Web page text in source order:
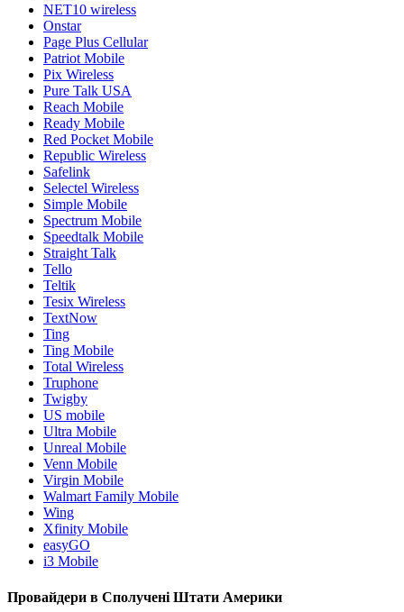
NET10 wireless
Onstar
Page Plus Cellular
Patriot Mobile
Pix Wireless
Pure Talk USA
Reach Mobile
Ready Mobile
Red Pocket Mobile
Republic Wireless
Safelink
Selectel Wireless
Simple Mobile
Spectrum Mobile
Speedtalk Mobile
Straight Talk
Tello
Teltik
Tesix Wireless
TextNow
Ting
Ting Mobile
Total Wireless
Truphone
Twigby
US mobile
Ultra Mobile
Unreal Mobile
Venn Mobile
Virgin Mobile
Walmart Family Mobile
Wing
Xfinity Mobile
easyGO
i3 Mobile
Провайдери в Сполучені Штати Америки